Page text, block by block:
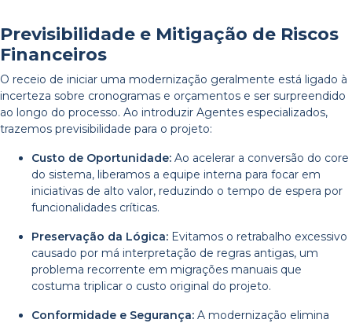
Previsibilidade e Mitigação de Riscos
Financeiros
O receio de iniciar uma modernização geralmente está ligado à
incerteza sobre cronogramas e orçamentos e ser surpreendido
ao longo do processo. Ao introduzir Agentes especializados,
trazemos previsibilidade para o projeto:
Custo de Oportunidade: Ao acelerar a conversão do core
do sistema, liberamos a equipe interna para focar em
iniciativas de alto valor, reduzindo o tempo de espera por
funcionalidades críticas.
Preservação da Lógica: Evitamos o retrabalho excessivo
causado por má interpretação de regras antigas, um
problema recorrente em migrações manuais que
costuma triplicar o custo original do projeto.
Conformidade e Segurança: A modernização elimina